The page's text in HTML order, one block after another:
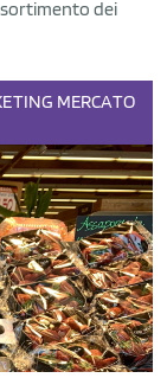
dei
MERCATO